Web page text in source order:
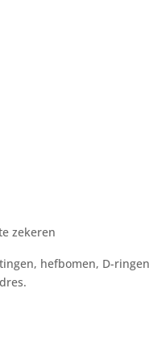
zekeren
hefbomen, D-